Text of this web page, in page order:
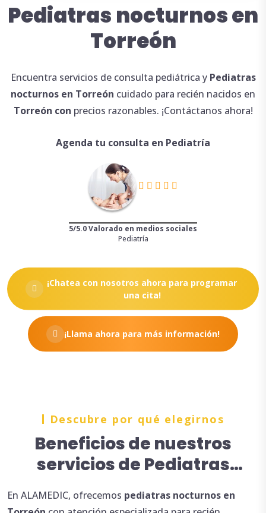
Pediatras nocturnos en
Torreón
Encuentra servicios de consulta pediátrica y Pediatras
nocturnos en Torreón cuidado para recién nacidos en
Torreón con precios razonables. ¡Contáctanos ahora!
Agenda tu consulta en Pediatría
5/5.0 Valorado en medios sociales
Pediatría
¡Chatea con nosotros ahora para programar
una cita!
¡Llama ahora para más información!
Descubre por qué elegirnos
Beneficios de nuestros
servicios de Pediatras
En ALAMEDIC, ofrecemos pediatras nocturnos en